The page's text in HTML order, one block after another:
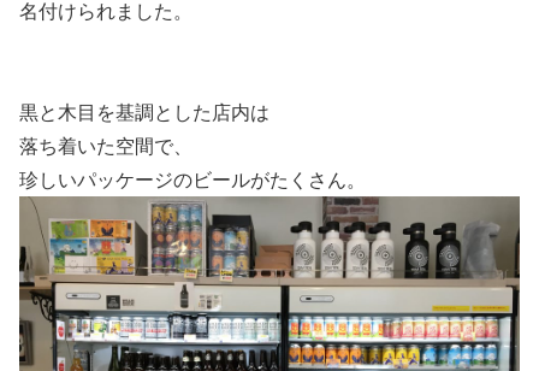
名付けられました。
黒と木目を基調とした店内は
落ち着いた空間で、
珍しいパッケージのビールがたくさん。